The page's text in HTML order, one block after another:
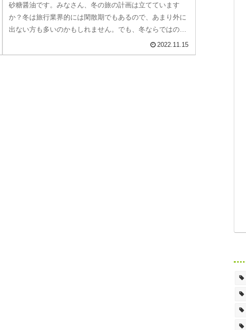
砂糖醤油です。みなさん、冬の旅の計画は立てています
か？冬は旅行業界的には閑散期でもあるので、あまり外に
出ない方も多いのかもしれません。でも、冬ならではの楽
2022.11.15